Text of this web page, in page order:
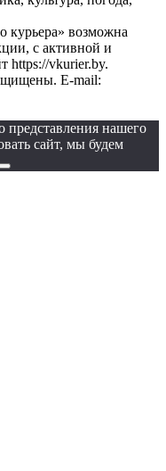
курьера» возможна
с активной и
https://vkurier.by.
E-mail:
нашего
сайт, мы будем